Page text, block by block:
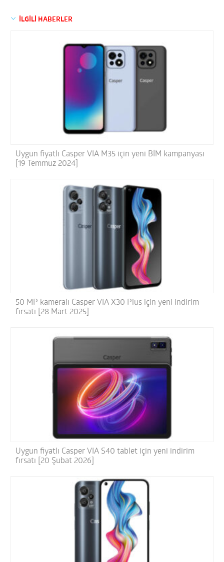
İLGİLİ HABERLER
Uygun fiyatlı Casper VIA M35 için yeni BİM kampanyası
[19 Temmuz 2024]
50 MP kameralı Casper VIA X30 Plus için yeni indirim
fırsatı [28 Mart 2025]
Uygun fiyatlı Casper VIA S40 tablet için yeni indirim
fırsatı [20 Şubat 2026]